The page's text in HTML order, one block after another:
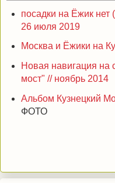
посадки на Ёжик нет
26 июля 2019
Москва и Ёжики на
Новая навигация на
мост" // ноябрь 2014
Альбом Кузнецкий
ФОТО